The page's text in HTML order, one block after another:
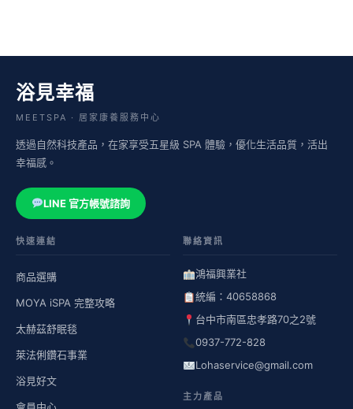
浴見幸福
MEETSPA · 居家康養服務中心
透過自然科技產品，在家享受五星級 SPA 體驗，優化生活品質，活出
幸福感。
LINE 官方帳號諮詢
快速連結
商品選購
MOYA iSPA 完整攻略
太赫茲舒眠毯
萊法俐鑽石事業
浴見好文
聯絡資訊
鴻福興業社
統編：40658868
台中市南區忠孝路70之2號
0937-772-828
Lohaservice@gmail.com
主力產品